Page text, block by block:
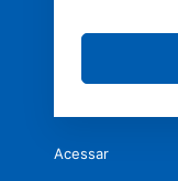
Acessar